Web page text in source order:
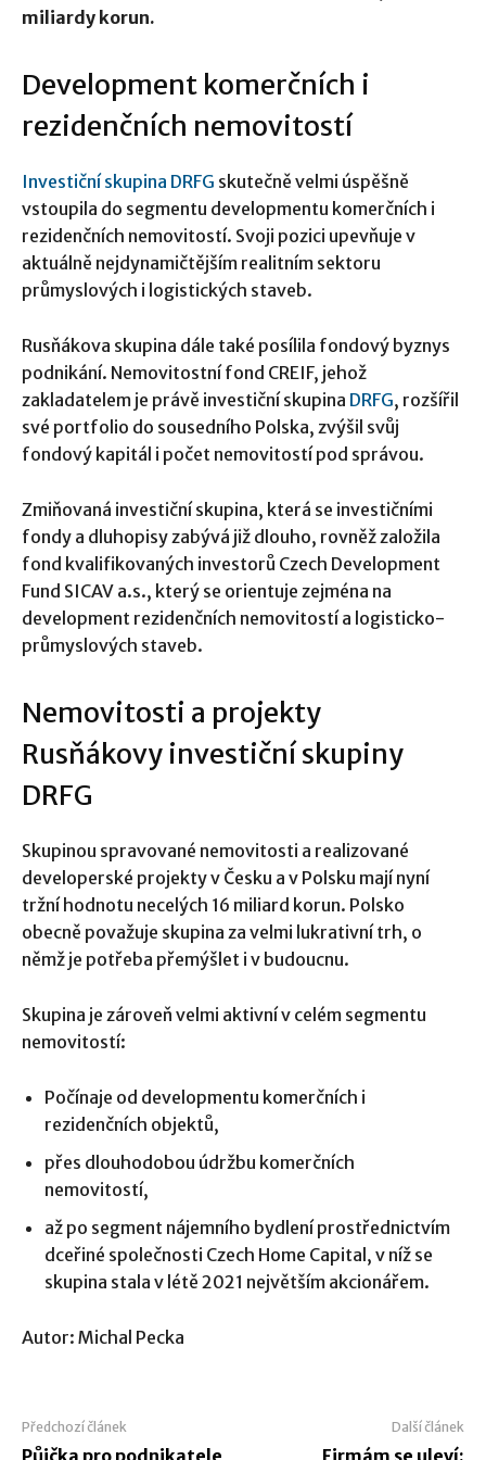
miliardy korun.
Development komerčních i
rezidenčních nemovitostí
Investiční skupina DRFG skutečně velmi úspěšně
vstoupila do segmentu developmentu komerčních i
rezidenčních nemovitostí. Svoji pozici upevňuje v
aktuálně nejdynamičtějším realitním sektoru
průmyslových i logistických staveb.
Rusňákova skupina dále také posílila fondový byznys
podnikání. Nemovitostní fond CREIF, jehož
zakladatelem je právě investiční skupina DRFG, rozšířil
své portfolio do sousedního Polska, zvýšil svůj
fondový kapitál i počet nemovitostí pod správou.
Zmiňovaná investiční skupina, která se investičními
fondy a dluhopisy zabývá již dlouho, rovněž založila
fond kvalifikovaných investorů Czech Development
Fund SICAV a.s., který se orientuje zejména na
development rezidenčních nemovitostí a logisticko-
průmyslových staveb.
Nemovitosti a projekty
Rusňákovy investiční skupiny
DRFG
Skupinou spravované nemovitosti a realizované
developerské projekty v Česku a v Polsku mají nyní
tržní hodnotu necelých 16 miliard korun. Polsko
obecně považuje skupina za velmi lukrativní trh, o
němž je potřeba přemýšlet i v budoucnu.
Skupina je zároveň velmi aktivní v celém segmentu
nemovitostí:
Počínaje od developmentu komerčních i
rezidenčních objektů,
přes dlouhodobou údržbu komerčních
nemovitostí,
až po segment nájemního bydlení prostřednictvím
dceřiné společnosti Czech Home Capital, v níž se
skupina stala v létě 2021 největším akcionářem.
Autor: Michal Pecka
Předchozí článek Další článek